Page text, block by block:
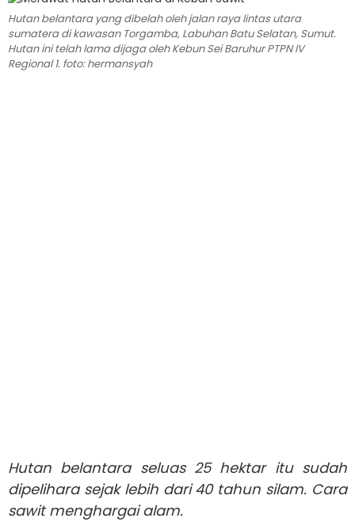
Hutan belantara yang dibelah oleh jalan raya lintas utara
sumatera di kawasan Torgamba, Labuhan Batu Selatan, Sumut.
Hutan ini telah lama dijaga oleh Kebun Sei Baruhur PTPN IV
Regional 1. foto: hermansyah
Hutan belantara seluas 25 hektar itu sudah
dipelihara sejak lebih dari 40 tahun silam. Cara
sawit menghargai alam.